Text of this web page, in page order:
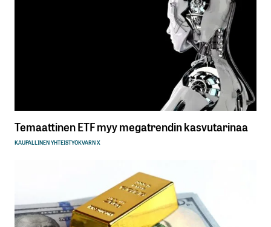
Temaattinen ETF myy megatrendin kasvutarinaa
KAUPALLINEN YHTEISTYÖKVARN X